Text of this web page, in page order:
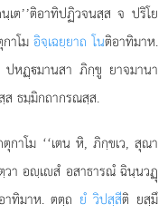
เต’’ติอาทิปฏิวจนสฺส จ ปริโย
กาโมอิจฺเฉยฺยาถ โนติอาทิมาห.
หฏฺมานสา ภิกฺขู ยาจมานา
ส ธมฺมิกถากรณสฺส.
กาโม ‘‘เตน หิ, ภิกฺขเว, สุณา
ตฺวา อฺเสํ อสาธารณํ ฉินฺนวฏุ
าทิมาห. ตตฺถ ยํ วิปสฺสีติ ยสฺมึ